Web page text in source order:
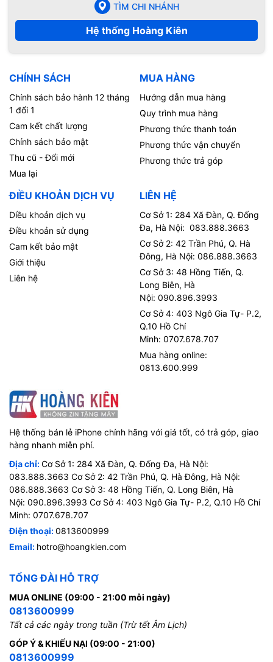
TÌM CHI NHÁNH
Hệ thống Hoàng Kiên
CHÍNH SÁCH
Chính sách bảo hành 12 tháng
1 đổi 1
Cam kết chất lượng
Chính sách bảo mật
Thu cũ - Đổi mới
Mua lại
MUA HÀNG
Hướng dẫn mua hàng
Quy trình mua hàng
Phương thức thanh toán
Phương thức vận chuyển
Phương thức trả góp
ĐIỀU KHOẢN DỊCH VỤ
Diều khoản dịch vụ
Điều khoản sử dụng
Cam kết bảo mật
Giới thiệu
Liên hệ
LIÊN HỆ
Cơ Sở 1: 284 Xã Đàn, Q. Đống
Đa, Hà Nội: 083.888.3663
Cơ Sở 2: 42 Trần Phú, Q. Hà
Đông, Hà Nội: 086.888.3663
Cơ Sở 3: 48 Hồng Tiến, Q.
Long Biên, Hà
Nội: 090.896.3993
Cơ Sở 4: 403 Ngô Gia Tự- P.2,
Q.10 Hồ Chí
Minh: 0707.678.707
Mua hàng online:
0813.600.999
Hệ thống bán lẻ iPhone chính hãng với giá tốt, có trả góp, giao
hàng nhanh miễn phí.
Địa chỉ:Cơ Sở 1: 284 Xã Đàn, Q. Đống Đa, Hà Nội:
083.888.3663 Cơ Sở 2: 42 Trần Phú, Q. Hà Đông, Hà Nội:
086.888.3663 Cơ Sở 3: 48 Hồng Tiến, Q. Long Biên, Hà
Nội: 090.896.3993 Cơ Sở 4: 403 Ngô Gia Tự- P.2, Q.10 Hồ Chí
Minh: 0707.678.707
Điện thoại:0813600999
Email: hotro@hoangkien.com
TỔNG ĐÀI HỖ TRỢ
MUA ONLINE (09:00 - 21:00 mỗi ngày)
0813600999
Tất cả các ngày trong tuần (Trừ tết Âm Lịch)
GÓP Ý & KHIẾU NẠI (09:00 - 21:00)
0813600999